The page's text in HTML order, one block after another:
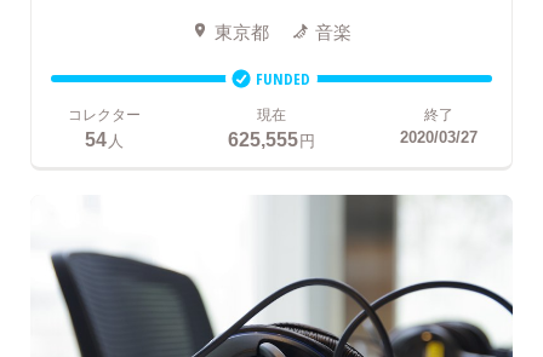
東京都 音楽
FUNDED
コレクター
54人
現在
625,555円
終了
2020/03/27